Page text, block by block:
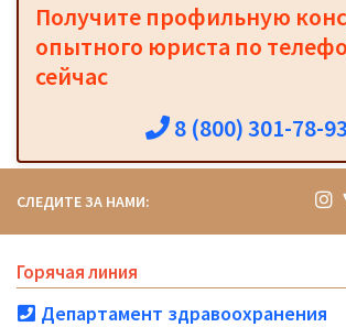
Получите профильную
опытного юриста по
сейчас
8 (800) 301-78-93
СЛЕДИТЕ ЗА НАМИ:
Горячая линия
Департамент здравоохранения